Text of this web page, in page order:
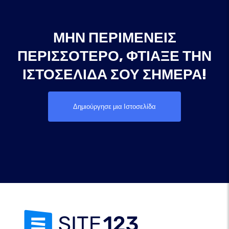
ΜΗΝ ΠΕΡΙΜΈΝΕΙΣ
ΠΕΡΙΣΣΌΤΕΡΟ, ΦΤΙΆΞΕ ΤΗΝ
ΙΣΤΟΣΕΛΊΔΑ ΣΟΥ ΣΉΜΕΡΑ!
Δημιούργησε μια Ιστοσελίδα